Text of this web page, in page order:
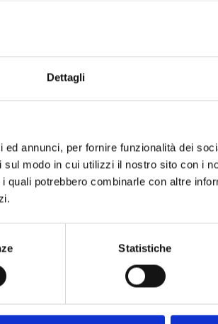
Dettagli
annunci, per fornire funzionalità dei
modo in cui utilizzi il nostro sito con i
quali potrebbero combinarle con altre
Statistiche